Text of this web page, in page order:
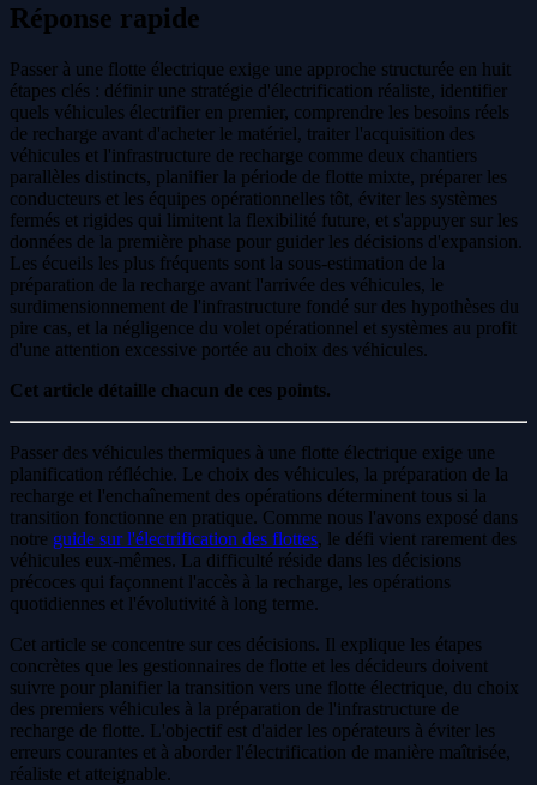
Réponse rapide
Passer à une flotte électrique exige une approche structurée en huit
étapes clés : définir une stratégie d'électrification réaliste, identifier
quels véhicules électrifier en premier, comprendre les besoins réels
de recharge avant d'acheter le matériel, traiter l'acquisition des
véhicules et l'infrastructure de recharge comme deux chantiers
parallèles distincts, planifier la période de flotte mixte, préparer les
conducteurs et les équipes opérationnelles tôt, éviter les systèmes
fermés et rigides qui limitent la flexibilité future, et s'appuyer sur les
données de la première phase pour guider les décisions d'expansion.
Les écueils les plus fréquents sont la sous-estimation de la
préparation de la recharge avant l'arrivée des véhicules, le
surdimensionnement de l'infrastructure fondé sur des hypothèses du
pire cas, et la négligence du volet opérationnel et systèmes au profit
d'une attention excessive portée au choix des véhicules.
Cet article détaille chacun de ces points.
Passer des véhicules thermiques à une flotte électrique exige une
planification réfléchie. Le choix des véhicules, la préparation de la
recharge et l'enchaînement des opérations déterminent tous si la
transition fonctionne en pratique. Comme nous l'avons exposé dans
notre guide sur l'électrification des flottes, le défi vient rarement des
véhicules eux-mêmes. La difficulté réside dans les décisions
précoces qui façonnent l'accès à la recharge, les opérations
quotidiennes et l'évolutivité à long terme.
Cet article se concentre sur ces décisions. Il explique les étapes
concrètes que les gestionnaires de flotte et les décideurs doivent
suivre pour planifier la transition vers une flotte électrique, du choix
des premiers véhicules à la préparation de l'infrastructure de
recharge de flotte. L'objectif est d'aider les opérateurs à éviter les
erreurs courantes et à aborder l'électrification de manière maîtrisée,
réaliste et atteignable.